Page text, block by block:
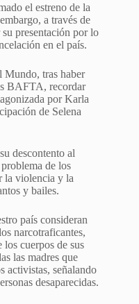
el estreno de la
a través de
su presentación por lo
en el país.
Mundo, tras haber
BAFTA, recordar
por Karla
de Selena
descontento al
de los
la violencia y la
y bailes.
país consideran
narcotraficantes,
los cuerpos de sus
las madres que
activistas, señalando
desaparecidas.